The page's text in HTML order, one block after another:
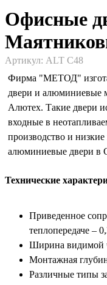
Офисные
Артикул: ALT C48
Фирма "МЕТОД"
двери и алюминиевые
Алютех. Такие двери
входные в
производство и
алюминиевые двери в
Технические
Приведенное
теплопередаче –
Ширина видимой
Монтажная
Различные типы